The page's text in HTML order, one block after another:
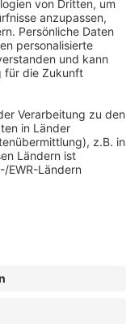
AKADEMIE HERKERT
Unsere Marken